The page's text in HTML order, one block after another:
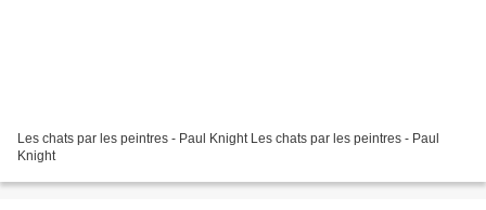
Les chats par les peintres - Paul Knight Les chats par les peintres - Paul
Knight